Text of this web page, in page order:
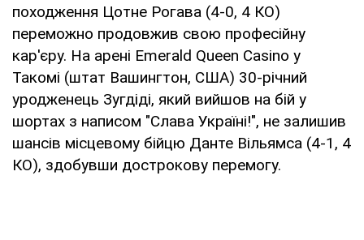
походження Цотне Рогава (4-0, 4 КО)
переможно продовжив свою професійну
кар'єру. На арені Emerald Queen Casino у
Такомі (штат Вашингтон, США) 30-річний
уродженець Зугдіді, який вийшов на бій у
шортах з написом "Слава Україні!", не залишив
шансів місцевому бійцю Данте Вільямса (4-1, 4
КО), здобувши дострокову перемогу.